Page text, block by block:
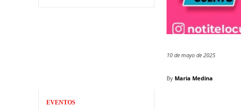
EVENTOS
10 de mayo de 2025
By Maria Medina